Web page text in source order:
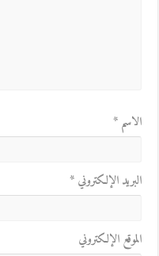
الاسم*
البريد الإلكتروني*
الموقع الإلكتروني